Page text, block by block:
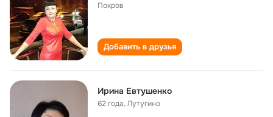
Покров
Добавить в друзья
Ирина Евтушенко
62 года,Лутугино